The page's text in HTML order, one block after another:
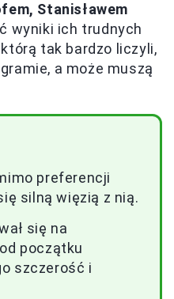
Stanisławem
wyniki ich trudnych
tak bardzo liczyli,
a może muszą
preferencji
silną więzią z nią.
się na
początku
szczerość i